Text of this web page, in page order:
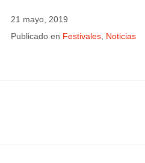
21 mayo, 2019
Publicado en Festivales Noticias